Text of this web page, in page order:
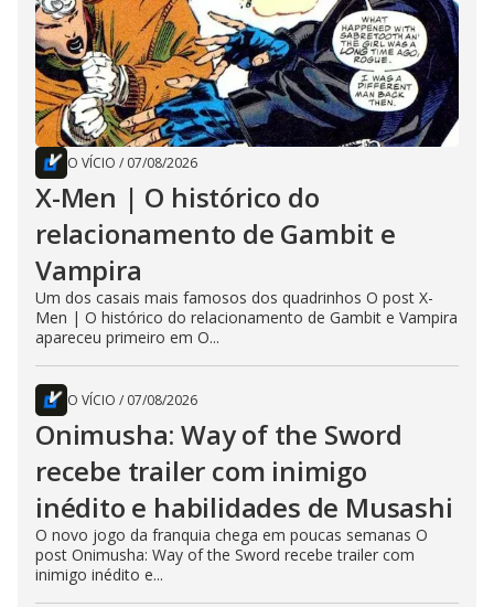
O VÍCIO / 07/08/2026
X-Men | O histórico do
relacionamento de Gambit e
Vampira
Um dos casais mais famosos dos quadrinhos O post X-
Men | O histórico do relacionamento de Gambit e Vampira
apareceu primeiro em O...
O VÍCIO / 07/08/2026
Onimusha: Way of the Sword
recebe trailer com inimigo
inédito e habilidades de Musashi
O novo jogo da franquia chega em poucas semanas O
post Onimusha: Way of the Sword recebe trailer com
inimigo inédito e...